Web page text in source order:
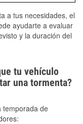
a tus necesidades, el
ayudarte a evaluar
y la duración del
tu vehículo
una tormenta?
temporada de